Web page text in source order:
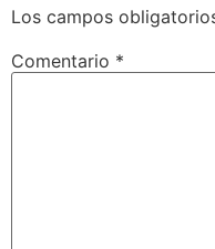
Los campos
Comentario *